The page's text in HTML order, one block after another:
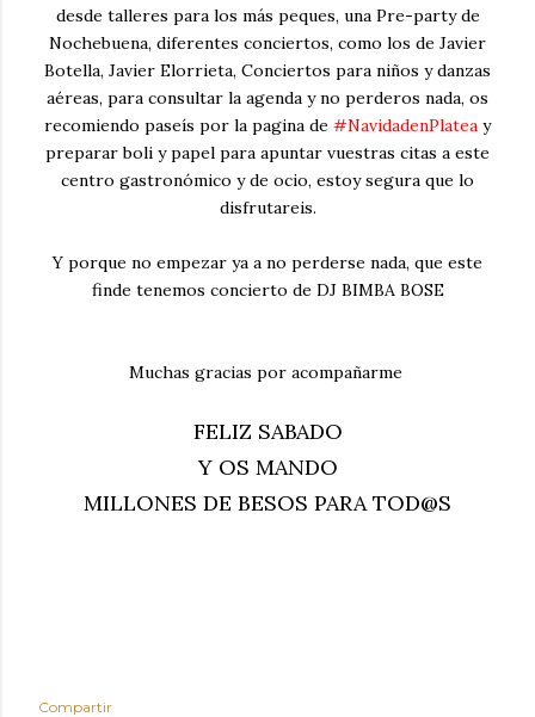
desde talleres para los más peques, una Pre-party de
Nochebuena, diferentes conciertos, como los de Javier
Botella, Javier Elorrieta, Conciertos para niños y danzas
aéreas, para consultar la agenda y no perderos nada, os
recomiendo paseís por la pagina de #NavidadenPlatea y
preparar boli y papel para apuntar vuestras citas a este
centro gastronómico y de ocio, estoy segura que lo
disfrutareis.
Y porque no empezar ya a no perderse nada, que este
finde tenemos concierto de DJ BIMBA BOSE
Muchas gracias por acompañarme
FELIZ SABADO
Y OS MANDO
MILLONES DE BESOS PARA TOD@S
Compartir